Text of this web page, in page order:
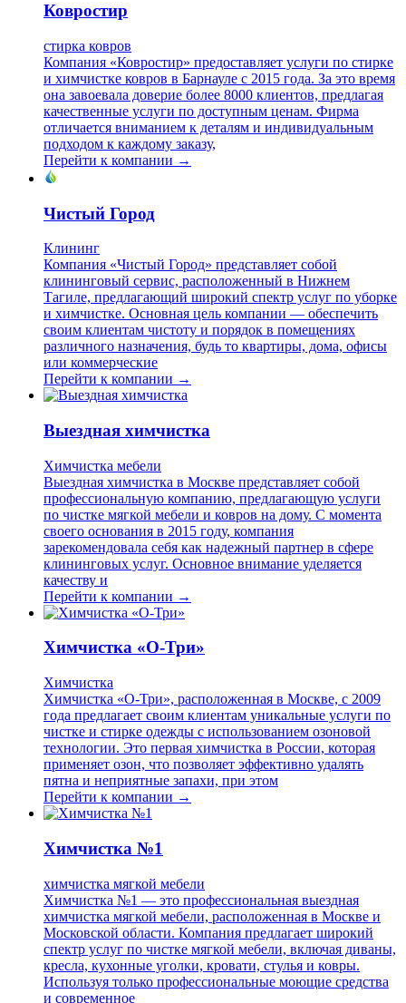
Ковростир
стирка ковров
Компания «Ковростир» предоставляет услуги по стирке
и химчистке ковров в Барнауле с 2015 года. За это время
она завоевала доверие более 8000 клиентов, предлагая
качественные услуги по доступным ценам. Фирма
отличается вниманием к деталям и индивидуальным
подходом к каждому заказу,
Перейти к компании →
Чистый Город
Клининг
Компания «Чистый Город» представляет собой
клининговый сервис, расположенный в Нижнем
Тагиле, предлагающий широкий спектр услуг по уборке
и химчистке. Основная цель компании — обеспечить
своим клиентам чистоту и порядок в помещениях
различного назначения, будь то квартиры, дома, офисы
или коммерческие
Перейти к компании →
Выездная химчистка
Химчистка мебели
Выездная химчистка в Москве представляет собой
профессиональную компанию, предлагающую услуги
по чистке мягкой мебели и ковров на дому. С момента
своего основания в 2015 году, компания
зарекомендовала себя как надежный партнер в сфере
клининговых услуг. Основное внимание уделяется
качеству и
Перейти к компании →
Химчистка «О-Три»
Химчистка
Химчистка «О-Три», расположенная в Москве, с 2009
года предлагает своим клиентам уникальные услуги по
чистке и стирке одежды с использованием озоновой
технологии. Это первая химчистка в России, которая
применяет озон, что позволяет эффективно удалять
пятна и неприятные запахи, при этом
Перейти к компании →
Химчистка №1
химчистка мягкой мебели
Химчистка №1 — это профессиональная выездная
химчистка мягкой мебели, расположенная в Москве и
Московской области. Компания предлагает широкий
спектр услуг по чистке мягкой мебели, включая диваны,
кресла, кухонные уголки, кровати, стулья и ковры.
Используя только профессиональные моющие средства
и современное